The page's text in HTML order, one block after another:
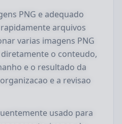
PNG e adequado
arquivos
varias imagens PNG
o conteudo,
e o resultado da
e a revisao
usado para